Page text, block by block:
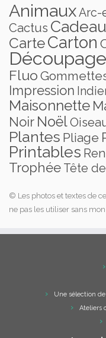
AnimauxArc-
Cactus Cadeau
CarteCarton
Découpage
Fluo
Impression
Maisonnette
Noir Noël
Plantes Pliage
Printables
Trophée Tête
© Les photos et textes de
ne pas les utiliser sans
Une sélection
Ateliers